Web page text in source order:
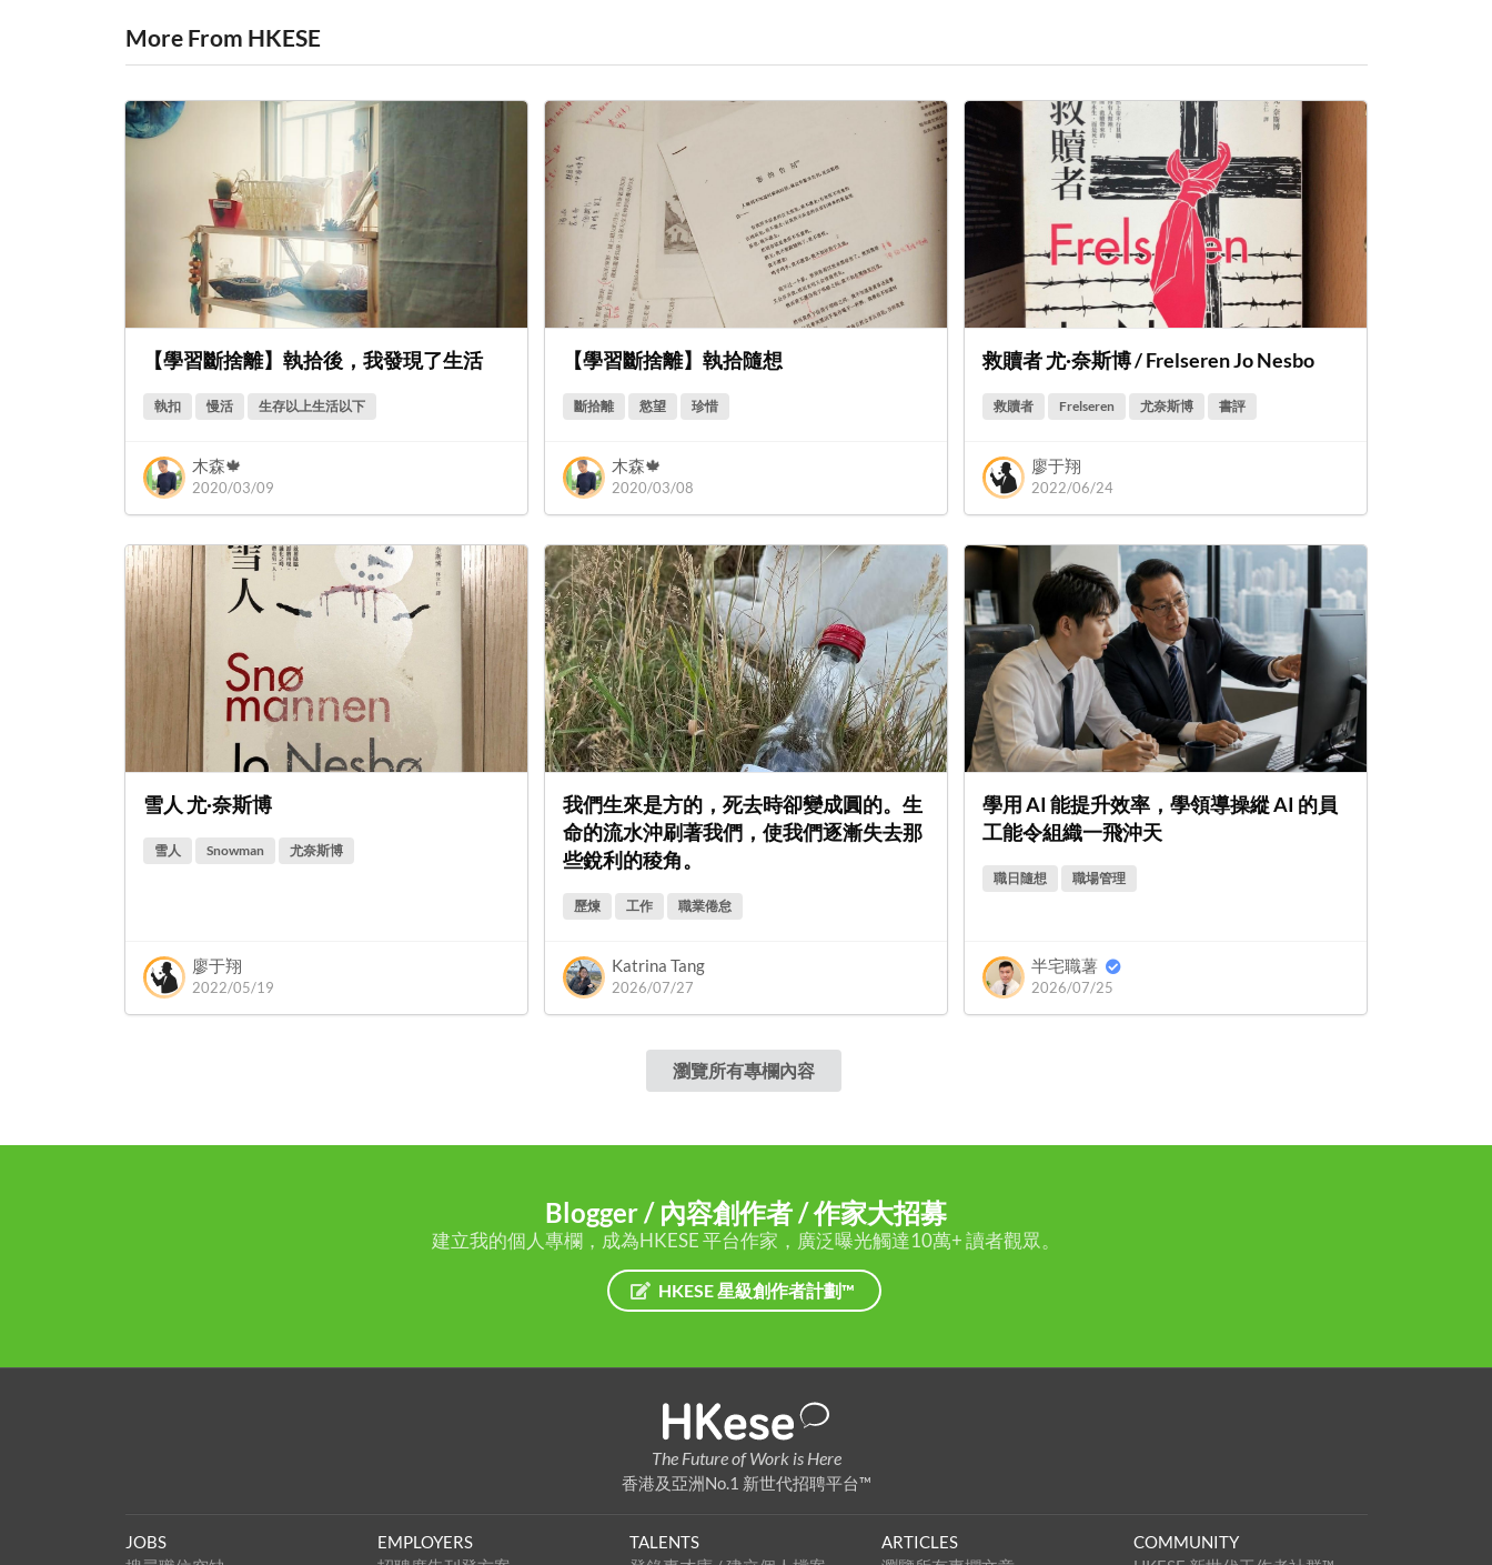
More From HKESE
【學習斷捨離】執拾後，我發現了生活
執扣 慢活 生存以上生活以下
木森🍁
2020/03/09
【學習斷捨離】執拾隨想
斷拾離 慾望 珍惜
木森🍁
2020/03/08
救贖者 尤·奈斯博 / Frelseren Jo Nesbo
救贖者 Frelseren 尤奈斯博 書評
廖于翔
2022/06/24
雪人 尤·奈斯博
雪人 Snowman 尤奈斯博
廖于翔
2022/05/19
我們生來是方的，死去時卻變成圓的。生
命的流水沖刷著我們，使我們逐漸失去那
些銳利的稜角。
歷煉 工作 職業倦怠
Katrina Tang
2026/07/27
學用 AI 能提升效率，學領導操縱 AI 的員
工能令組織一飛沖天
職日隨想 職場管理
半宅職薯
2026/07/25
瀏覽所有專欄內容
Blogger / 內容創作者 / 作家大招募
建立我的個人專欄，成為HKESE 平台作家，廣泛曝光觸達10萬+ 讀者觀眾。
HKESE 星級創作者計劃™
The Future of Work is Here
香港及亞洲No.1 新世代招聘平台™
JOBS
EMPLOYERS
TALENTS
ARTICLES
COMMUNITY